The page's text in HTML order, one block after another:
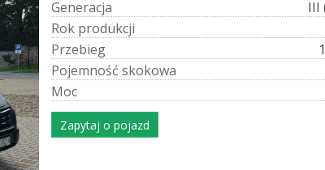
Generacja
III
Rok produkcji
Przebieg
Pojemność skokowa
Moc
Zapytaj o pojazd